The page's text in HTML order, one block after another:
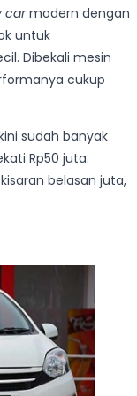
carmodern dengan
untuk
Dibekali mesin
cukup
sudah banyak
Rp50 juta.
belasan juta,